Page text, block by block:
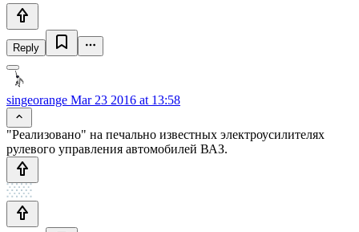
Reply
singeorange Mar 23 2016 at 13:58
"Реализовано" на печально известных электроусилителях
рулевого управления автомобилей ВАЗ.